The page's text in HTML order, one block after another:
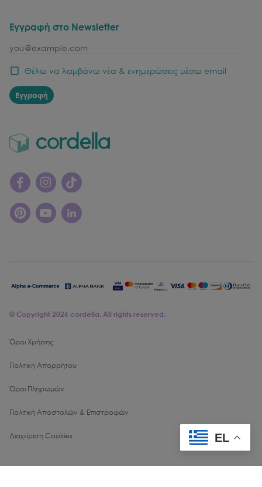
Εγγραφή στο Newsletter
email
Θέλω να λαμβάνω νέα & ενημερώσεις μέσω email
Εγγραφή
© Copyright 2026 cordella. All rights reserved.
Όροι Χρήσης
Πολιτική Απορρήτου
Όροι Πληρωμών
Πολιτική Αποστολών & Επιστροφών
Διαχείριση Cookies EL